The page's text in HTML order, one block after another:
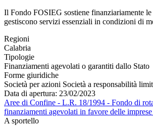
Il Fondo FOSIEG sostiene finanziariamente le
gestiscono servizi essenziali in condizioni di
Regioni
Calabria
Tipologie
Finanziamenti agevolati o garantiti dallo Stato
Forme giuridiche
Società per azioni Società a responsabilità
Data di apertura: 23/02/2023
Aree di Confine - L.R. 18/1994 - Fondo di
finanziamenti agevolati in favore delle
A sportello